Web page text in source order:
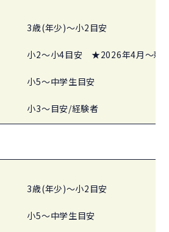
3歳(年少)～小2目安
小2～小4目安 ★2026年4月〜新
小5～中学生目安
小3～目安/経験者
3歳(年少)～小2目安
小5～中学生目安